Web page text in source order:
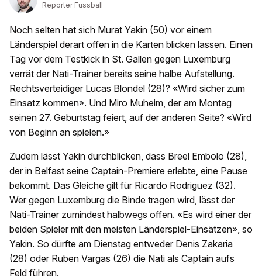
Reporter Fussball
Noch selten hat sich Murat Yakin (50) vor einem
Länderspiel derart offen in die Karten blicken lassen. Einen
Tag vor dem Testkick in St. Gallen gegen Luxemburg
verrät der Nati-Trainer bereits seine halbe Aufstellung.
Rechtsverteidiger Lucas Blondel (28)? «Wird sicher zum
Einsatz kommen». Und Miro Muheim, der am Montag
seinen 27. Geburtstag feiert, auf der anderen Seite? «Wird
von Beginn an spielen.»
Zudem lässt Yakin durchblicken, dass Breel Embolo (28),
der in Belfast seine Captain-Premiere erlebte, eine Pause
bekommt. Das Gleiche gilt für Ricardo Rodriguez (32).
Wer gegen Luxemburg die Binde tragen wird, lässt der
Nati-Trainer zumindest halbwegs offen. «Es wird einer der
beiden Spieler mit den meisten Länderspiel-Einsätzen», so
Yakin. So dürfte am Dienstag entweder Denis Zakaria
(28) oder Ruben Vargas (26) die Nati als Captain aufs
Feld führen.